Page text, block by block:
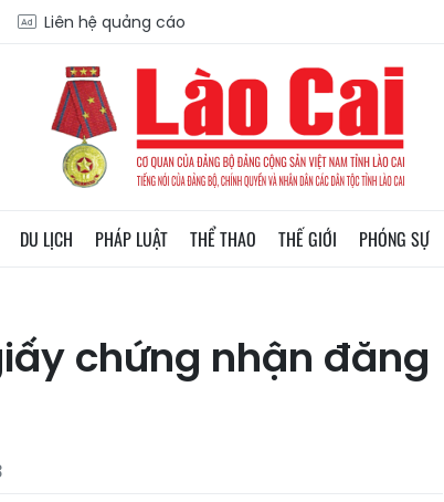
Liên hệ quảng cáo
DU LỊCH PHÁP LUẬT THỂ THAO THẾ GIỚI PHÓNG SỰ
chứng nhận đăng